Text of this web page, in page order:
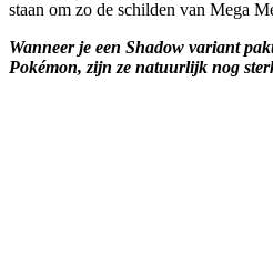
staan om zo de schilden van Mega
Wanneer je een Shadow variant
Pokémon, zijn ze natuurlijk nog